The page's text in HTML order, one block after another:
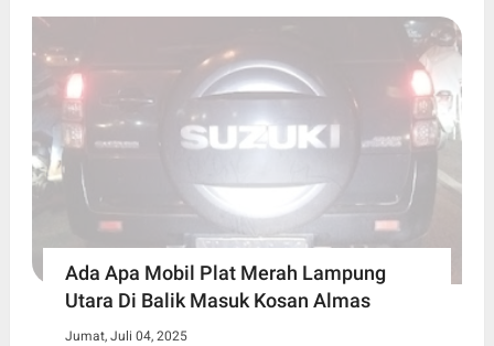
Ada Apa Mobil Plat Merah Lampung
Utara Di Balik Masuk Kosan Almas
Jumat, Juli 04, 2025